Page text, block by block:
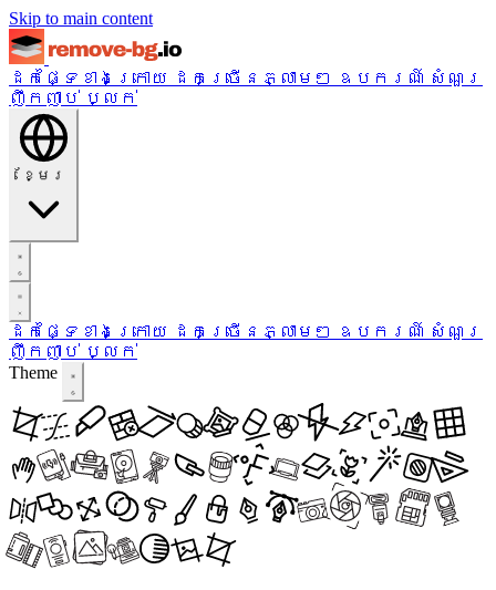
Skip to main content
ដកផ្ទៃខាងក្រោយ ដកច្រើនភ្លាមៗ ឧបករណ៍ សំណួរ
ញឹកញាប់ ប្លក់
ខ្មែរ
ដកផ្ទៃខាងក្រោយ ដកច្រើនភ្លាមៗ ឧបករណ៍ សំណួរ
ញឹកញាប់ ប្លក់
Theme